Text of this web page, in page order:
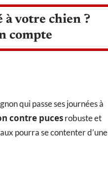
votre chien ?
compte
qui passe ses journées à
contre pucesrobuste et
pourra se contenter d’une